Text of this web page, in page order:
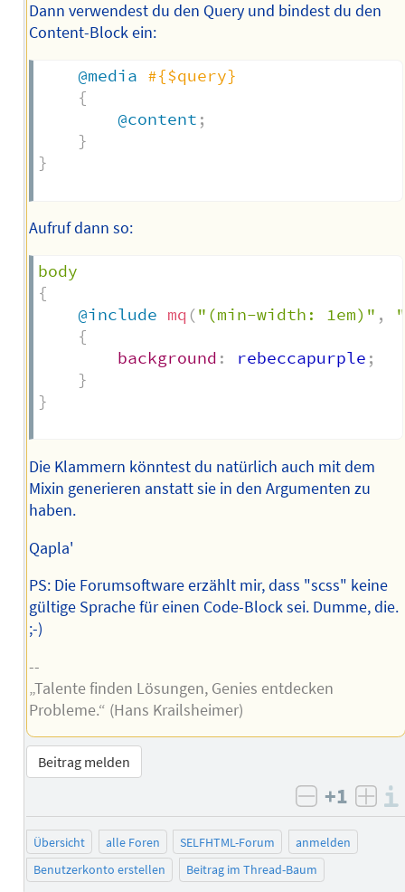
Dann verwendest du den Query und bindest du den
Content-Block ein:
@media #{$query}
{
@content ;
}
}
Aufruf dann so:
{
@include mq ("(min-width: 1em)" ,
{
background : rebeccapurple ;
}
}
Die Klammern könntest du natürlich auch mit dem
Mixin generieren anstatt sie in den Argumenten zu
haben.
Qapla'
PS: Die Forumsoftware erzählt mir, dass "scss" keine
gültige Sprache für einen Code-Block sei. Dumme, die.
;-)
--
„Talente finden Lösungen, Genies entdecken
Probleme.“ (Hans Krailsheimer)
Beitrag melden
negativ
+1
Übersicht alle Foren SELFHTML-Forum
anmelden
Benutzerkonto erstellen
Beitrag im Thread-Baum